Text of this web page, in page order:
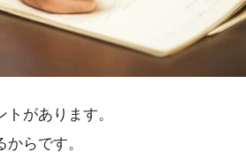
があります。
らです。